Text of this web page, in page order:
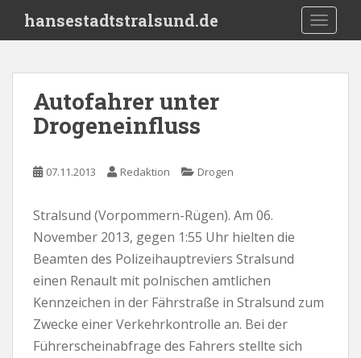
i
hansestadtstralsund.de
Autofahrer unter
Drogeneinfluss
07.11.2013 Redaktion Drogen
Stralsund (Vorpommern-Rügen). Am 06.
November 2013, gegen 1:55 Uhr hielten die
Beamten des Polizeihauptreviers Stralsund
einen Renault mit polnischen amtlichen
Kennzeichen in der Fährstraße in Stralsund zum
Zwecke einer Verkehrkontrolle an. Bei der
Führerscheinabfrage des Fahrers stellte sich